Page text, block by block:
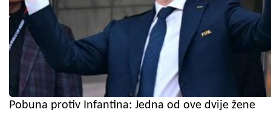
Pobuna protiv Infantina: Jedna od ove dvije žene